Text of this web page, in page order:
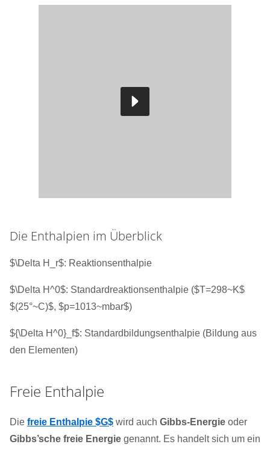
Die Enthalpien im Überblick
$\Delta H_r$: Reaktionsenthalpie
$\Delta H^0$: Standardreaktionsenthalpie ($T=298~K$
$(25°~C)$, $p=1013~mbar$)
${\Delta H^0}_f$: Standardbildungsenthalpie (Bildung aus
den Elementen)
Freie Enthalpie
Die freie Enthalpie $G$ wird auch Gibbs-Energie oder
Gibbs’sche freie Energie genannt. Es handelt sich um ein